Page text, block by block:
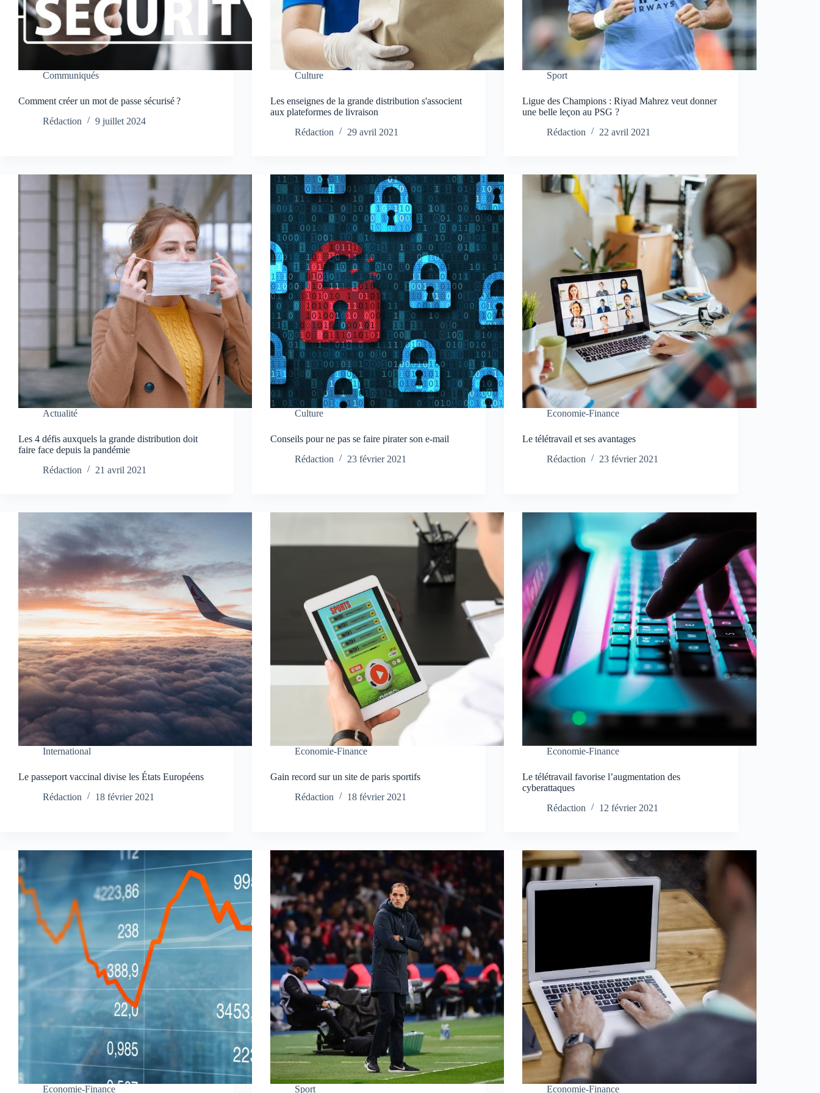
Communiqués
Comment créer un mot de passe sécurisé ?
Rédaction
9 juillet 2024
Culture
Les enseignes de la grande distribution s'associent
aux plateformes de livraison
Rédaction
29 avril 2021
Sport
Ligue des Champions : Riyad Mahrez veut donner
une belle leçon au PSG ?
Rédaction
22 avril 2021
Actualité
Les 4 défis auxquels la grande distribution doit
faire face depuis la pandémie
Rédaction
21 avril 2021
Culture
Conseils pour ne pas se faire pirater son e-mail
Rédaction
23 février 2021
Economie-Finance
Le télétravail et ses avantages
Rédaction
23 février 2021
International
Le passeport vaccinal divise les États Européens
Rédaction
18 février 2021
Economie-Finance
Gain record sur un site de paris sportifs
Rédaction
18 février 2021
Economie-Finance
Le télétravail favorise l’augmentation des
cyberattaques
Rédaction
12 février 2021
Economie-Finance Sport Economie-Finance